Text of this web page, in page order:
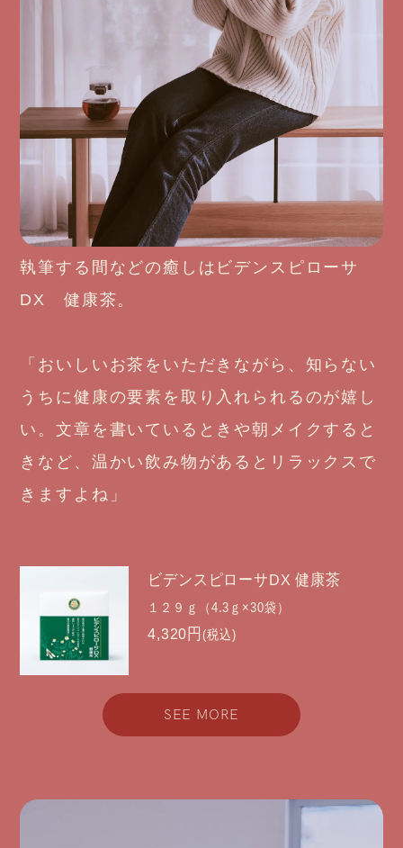
執筆する間などの癒しはビデンスピローサ
DX 健康茶。
「おいしいお茶をいただきながら、知らない
うちに健康の要素を取り入れられるのが嬉し
い。文章を書いているときや朝メイクすると
きなど、温かい飲み物があるとリラックスで
きますよね」
ビデンスピローサDX 健康茶
１２９ｇ（4.3ｇ×30袋）
4,320円 (税込)
SEE MORE